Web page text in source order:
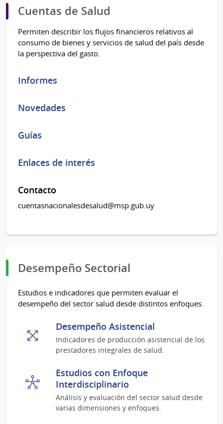
Cuentas de Salud
Permiten describir los flujos financieros relativos al
consumo de bienes y servicios de salud del país desde
la perspectiva del gasto.
Informes
Novedades
Guías
Enlaces de interés
Contacto
cuentasnacionalesdesalud@msp.gub.uy
Desempeño Sectorial
Estudios e indicadores que permiten evaluar el
desempeño del sector salud desde distintos enfoques.
Desempeño Asistencial
Indicadores de producción asistencial de los
prestadores integrales de salud.
Estudios con Enfoque
Interdisciplinario
Análisis y evaluación del sector salud desde
varias dimensiones y enfoques.